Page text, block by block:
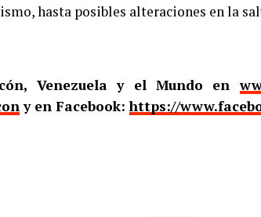
hasta posibles alteraciones en la
Venezuela y el Mundo en
y en Facebook:https://